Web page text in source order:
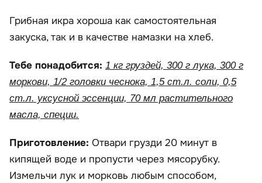
Грибная икра хороша как самостоятельная
закуска, так и в качестве намазки на хлеб.
Тебе понадобится: 1 кг груздей, 300 г лука, 300 г
моркови, 1/2 головки чеснока, 1,5 ст.л. соли, 0,5
ст.л. уксусной эссенции, 70 мл растительного
масла, специи.
Приготовление: Отвари грузди 20 минут в
кипящей воде и пропусти через мясорубку.
Измельчи лук и морковь любым способом,